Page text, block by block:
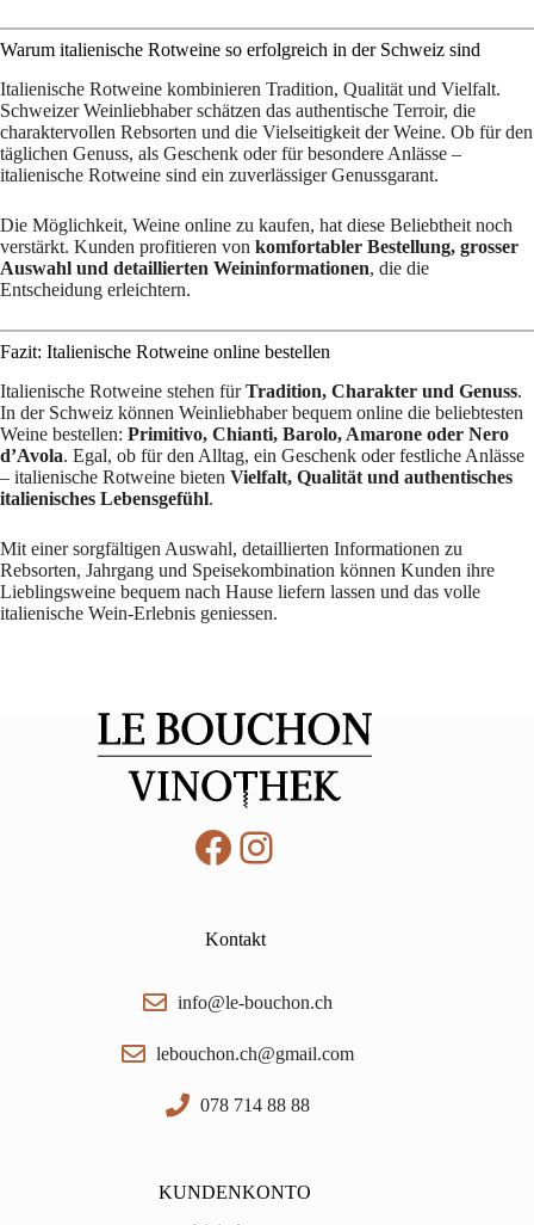
Warum italienische Rotweine so erfolgreich in der Schweiz sind
Italienische Rotweine kombinieren Tradition, Qualität und Vielfalt.
Schweizer Weinliebhaber schätzen das authentische Terroir, die
charaktervollen Rebsorten und die Vielseitigkeit der Weine. Ob für den
täglichen Genuss, als Geschenk oder für besondere Anlässe –
italienische Rotweine sind ein zuverlässiger Genussgarant.
Die Möglichkeit, Weine online zu kaufen, hat diese Beliebtheit noch
verstärkt. Kunden profitieren von komfortabler Bestellung, grosser
Auswahl und detaillierten Weininformationen, die die
Entscheidung erleichtern.
Fazit: Italienische Rotweine online bestellen
Italienische Rotweine stehen fürTradition, Charakter und Genuss.
In der Schweiz können Weinliebhaber bequem online die beliebtesten
Weine bestellen: Primitivo, Chianti, Barolo, Amarone oder Nero
d’Avola. Egal, ob für den Alltag, ein Geschenk oder festliche Anlässe
– italienische Rotweine bieten Vielfalt, Qualität und authentisches
italienisches Lebensgefühl.
Mit einer sorgfältigen Auswahl, detaillierten Informationen zu
Rebsorten, Jahrgang und Speisekombination können Kunden ihre
Lieblingsweine bequem nach Hause liefern lassen und das volle
italienische Wein-Erlebnis geniessen.
Facebook
Instagram
Kontakt
info@le-bouchon.ch
lebouchon.ch@gmail.com
078 714 88 88
KUNDENKONTO